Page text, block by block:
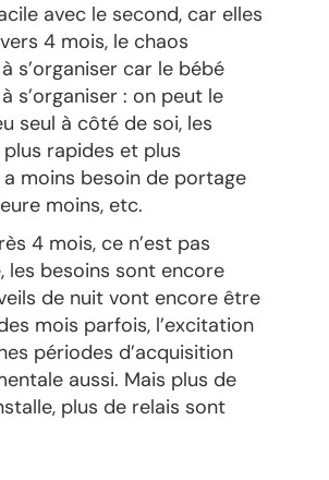
avec le second, car elles
4 mois, le chaos
s’organiser car le bébé
s’organiser : on peut le
seul à côté de soi, les
rapides et plus
a moins besoin de portage
moins, etc.
4 mois, ce n’est pas
les besoins sont encore
de nuit vont encore être
mois parfois, l’excitation
périodes d’acquisition
aussi. Mais plus de
plus de relais sont